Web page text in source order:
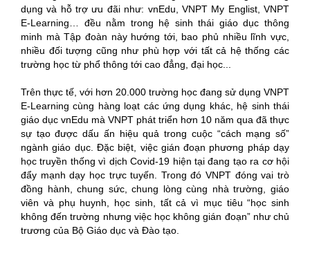
dụng và hỗ trợ ưu đãi như: vnEdu, VNPT My Englist, VNPT
E-Learning… đều nằm trong hệ sinh thái giáo dục thông
minh mà Tập đoàn này hướng tới, bao phủ nhiều lĩnh vực,
nhiều đối tượng cũng như phù hợp với tất cả hệ thống các
trường học từ phổ thông tới cao đẳng, đại học...
Trên thực tế, với hơn 20.000 trường học đang sử dụng VNPT
E-Learning cùng hàng loạt các ứng dụng khác, hệ sinh thái
giáo dục vnEdu mà VNPT phát triển hơn 10 năm qua đã thực
sự tạo được dấu ấn hiệu quả trong cuộc “cách mạng số”
ngành giáo dục. Đặc biệt, việc gián đoạn phương pháp dạy
học truyền thống vì dịch Covid-19 hiện tại đang tạo ra cơ hội
đẩy mạnh dạy học trực tuyến. Trong đó VNPT đóng vai trò
đồng hành, chung sức, chung lòng cùng nhà trường, giáo
viên và phụ huynh, học sinh, tất cả vì mục tiêu “học sinh
không đến trường nhưng việc học không gián đoạn” như chủ
trương của Bộ Giáo dục và Đào tạo.